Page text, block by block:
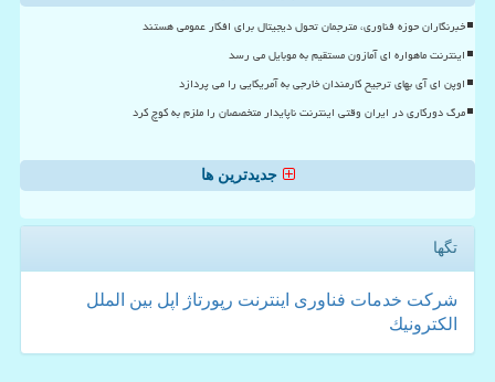
خبرنگاران حوزه فناوری، مترجمان تحول دیجیتال برای افکار عمومی هستند
اینترنت ماهواره ای آمازون مستقیم به موبایل می رسد
اوپن ای آی بهای ترجیح کارمندان خارجی به آمریکایی را می پردازد
مرگ دورکاری در ایران وقتی اینترنت ناپایدار متخصصان را ملزم به کوچ کرد
جدیدترین ها
تگها
شركت خدمات فناوری اینترنت رپورتاژ اپل بین الملل
الكترونیك